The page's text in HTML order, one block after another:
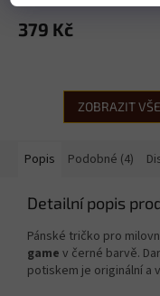
379 Kč
ZOBRAZIT
Popis Podobné (4)
Detailní popis
Pánské tričko pro
game v černé barvě.
potiskem je originální a